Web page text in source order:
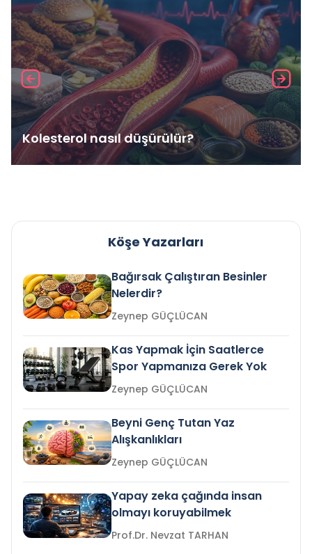
Kolesterol nasıl düşürülür?
Köşe Yazarları
Bağırsak Çalıştıran Besinler
Nelerdir?
Zeynep GÜÇLÜCAN
Kas Yapmak İçin Saatlerce
Spor Yapmanıza Gerek Yok
Zeynep GÜÇLÜCAN
Beyni Genç Tutan Yaz
Alışkanlıkları
Zeynep GÜÇLÜCAN
Yapay zeka çağında insan
olmayı koruyabilmek
Prof.Dr. Nevzat TARHAN